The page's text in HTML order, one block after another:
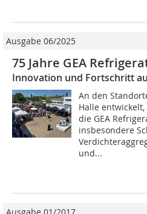
Ausgabe 06/2025
75 Jahre GEA
Innovation und Fortschritt
An den
Halle
die GEA
insbesondere
und...